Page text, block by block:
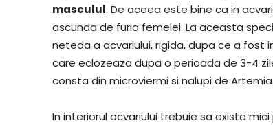
masculul. De aceea este bine ca in
ascunda de furia femelei. La aceasta
neteda a acvariului, rigida, dupa ce a fost
care eclozeaza dupa o perioada de 3-4
consta din microviermi si nalupi de Artemia.
In interiorul acvariului trebuie sa existe